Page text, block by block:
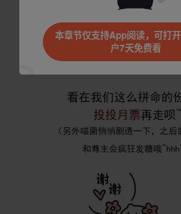
本章节仅支持App阅读，可打
户7天免费看